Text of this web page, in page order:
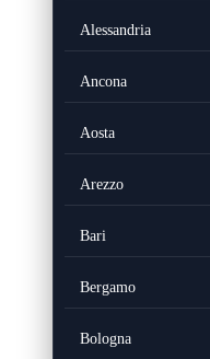
Alessandria
Ancona
Aosta
Arezzo
Bari
Bergamo
Bologna